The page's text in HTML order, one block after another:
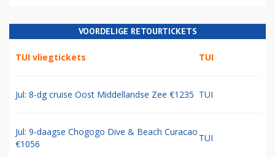
VOORDELIGE RETOURTICKETS
TUI vliegtickets TUI
Jul: 8-dg cruise Oost Middellandse Zee €1235 TUI
Jul: 9-daagse Chogogo Dive & Beach Curacao
€1056
TUI